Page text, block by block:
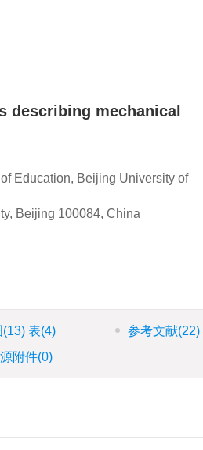
describing mechanical
Education, Beijing University of
Beijing 100084, China
(13) 表(4) 参考文献(22)
附件(0)